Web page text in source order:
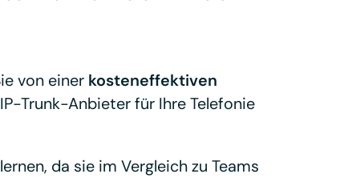
von einer kosteneffektiven
Trunk-Anbieter für Ihre Telefonie
da sie im Vergleich zu Teams